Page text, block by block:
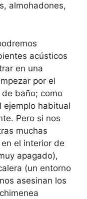
almohadones,
acústicos
en una
por el
baño; como
ejemplo habitual
Pero si nos
muchas
el interior de
apagado),
(un entorno
asesinan los